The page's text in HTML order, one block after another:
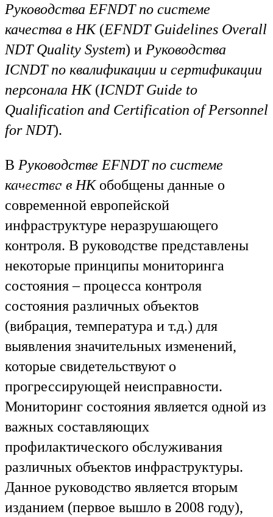
Ru En
Руководства EFNDT по системе
качества в НК(EFNDT Guidelines Overall
NDT Quality System) и Руководства
ICNDT по квалификации и сертификации
персонала НК (ICNDT Guide to
Qualification and Certification of Personnel
for NDT).
В Руководстве EFNDT по системе
качества в НКобобщены данные о
современной европейской
инфраструктуре неразрушающего
контроля. В руководстве представлены
некоторые принципы мониторинга
состояния – процесса контроля
состояния различных объектов
(вибрация, температура и т.д.) для
выявления значительных изменений,
которые свидетельствуют о
прогрессирующей неисправности.
Мониторинг состояния является одной из
важных составляющих
профилактического обслуживания
различных объектов инфраструктуры.
Данное руководство является вторым
изданием (первое вышло в 2008 году),